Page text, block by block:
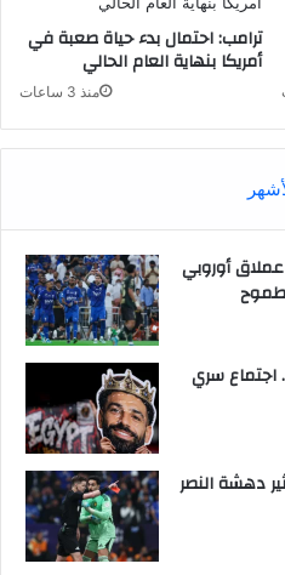
ترامب: احتمال بدء حياة صعبة في
أمريكا بنهاية العام الحالي
منذ 3 ساعات
عملاق أوروبي
اجتماع سري
دهشة النصر